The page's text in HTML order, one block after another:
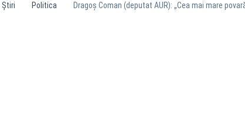
Știri Politica Dragoș Coman (deputat AUR): „Cea mai mare